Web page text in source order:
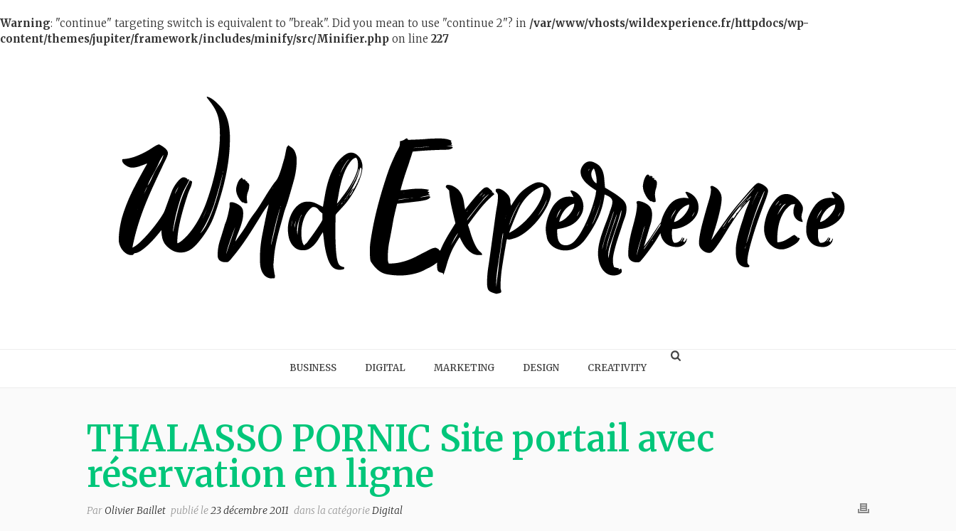
Warning: "continue" targeting switch is equivalent to "break". Did you mean to use "continue 2"? in /var/www/vhosts/wildexperience.fr/httpdocs/wp-
content/themes/jupiter/framework/includes/minify/src/Minifier.php on line 227
BUSINESS DIGITAL MARKETING DESIGN CREATIVITY
THALASSO PORNIC Site portail avec
réservation en ligne
Par Olivier Baillet publié le23 décembre 2011 dans la catégorieDigital